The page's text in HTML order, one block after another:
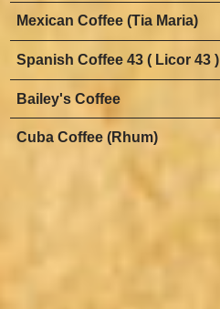
Mexican Coffee (Tia Maria)
Spanish Coffee 43 ( Licor 43 )
Bailey's Coffee
Cuba Coffee (Rhum)